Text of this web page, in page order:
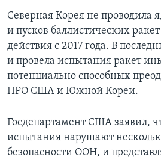
Северная Корея не проводила
и пусков баллистических
действия с 2017 года. В
и провела испытания ракет
потенциально способных
ПРО США и Южной Кореи.
Госдепартамент США заявил,
испытания нарушают
безопасности ООН, и